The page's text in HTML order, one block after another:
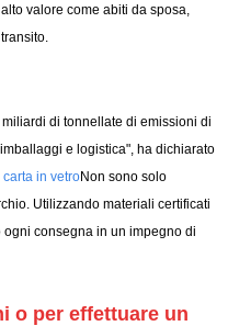
valore come abiti da sposa,
di tonnellate di emissioni di
e logistica", ha dichiarato
in vetroNon sono solo
Utilizzando materiali certificati
consegna in un impegno di
o per effettuare un